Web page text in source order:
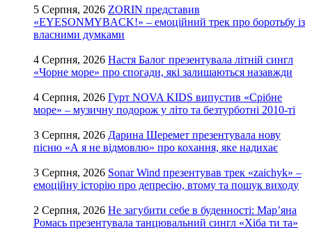
5 Серпня, 2026 ZORIN представив
«EYESONMYBACK!» – емоційний трек про боротьбу із
власними думками
4 Серпня, 2026 Настя Балог презентувала літній сингл
«Чорне море» про спогади, які залишаються назавжди
4 Серпня, 2026 Гурт NOVA KIDS випустив «Срібне
море» – музичну подорож у літо та безтурботні 2010-ті
3 Серпня, 2026 Дарина Шеремет презентувала нову
пісню «А я не відмовлю» про кохання, яке надихає
3 Серпня, 2026 Sonar Wind презентував трек «zaichyk» –
емоційну історію про депресію, втому та пошук виходу
2 Серпня, 2026 Не загубити себе в буденності: Мар’яна
Ромась презентувала танцювальний сингл «Хіба ти та»